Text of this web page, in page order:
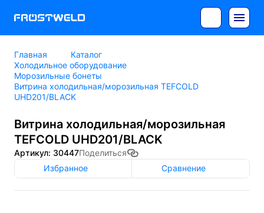
Главная
Каталог
Холодильное оборудование
Морозильные бонеты
Витрина холодильная/морозильная TEFCOLD
UHD201/BLACK
Витрина холодильная/морозильная
TEFCOLD UHD201/BLACK
Артикул: 30447Поделиться
Избранное
Сравнение